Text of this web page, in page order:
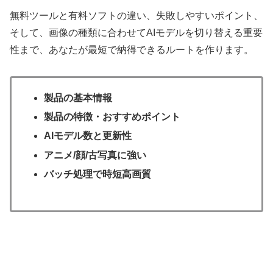
無料ツールと有料ソフトの違い、失敗しやすいポイント、
そして、画像の種類に合わせてAIモデルを切り替える重要
性まで、あなたが最短で納得できるルートを作ります。
製品の基本情報
製品の特徴・おすすめポイント
AIモデル数と更新性
アニメ/顔/古写真に強い
バッチ処理で時短高画質